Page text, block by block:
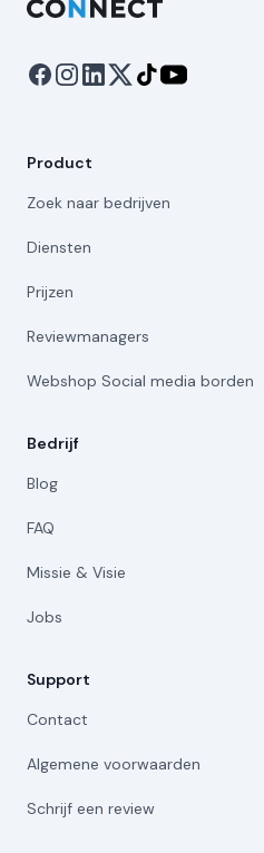
Product
Zoek naar bedrijven
Diensten
Prijzen
Reviewmanagers
Webshop Social media borden
Bedrijf
Blog
FAQ
Missie & Visie
Jobs
Support
Contact
Algemene voorwaarden
Schrijf een review